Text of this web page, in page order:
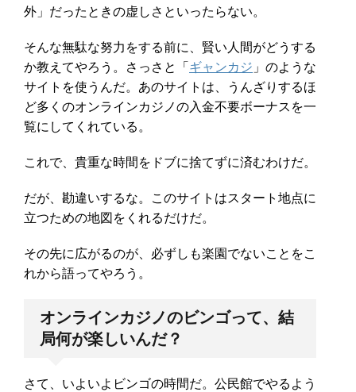
外」だったときの虚しさといったらない。
そんな無駄な努力をする前に、賢い人間がどうする
か教えてやろう。さっさと「 ギャンカジ 」のような
サイトを使うんだ。あのサイトは、うんざりするほ
ど多くのオンラインカジノの入金不要ボーナスを一
覧にしてくれている。
これで、貴重な時間をドブに捨てずに済むわけだ。
だが、勘違いするな。このサイトはスタート地点に
立つための地図をくれるだけだ。
その先に広がるのが、必ずしも楽園でないことをこ
れから語ってやろう。
オンラインカジノのビンゴって、結
局何が楽しいんだ？
さて、いよいよビンゴの時間だ。公民館でやるよう